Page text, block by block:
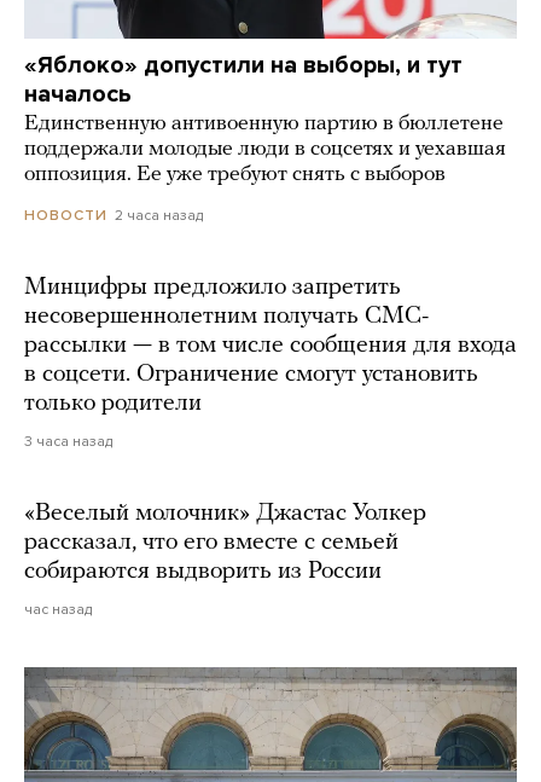
«Яблоко» допустили на выборы, и тут
началось
Единственную антивоенную партию в бюллетене
поддержали молодые люди в соцсетях и уехавшая
оппозиция. Ее уже требуют снять с выборов
НОВОСТИ 2 часа назад
Минцифры предложило запретить
несовершеннолетним получать СМС-
рассылки — в том числе сообщения для входа
в соцсети. Ограничение смогут установить
только родители
3 часа назад
«Веселый молочник» Джастас Уолкер
рассказал, что его вместе с семьей
собираются выдворить из России
час назад